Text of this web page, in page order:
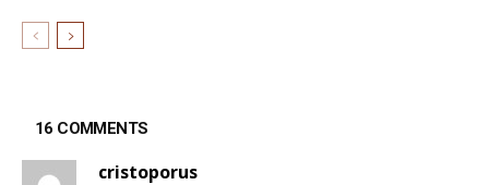
16 COMMENTS
cristoporus